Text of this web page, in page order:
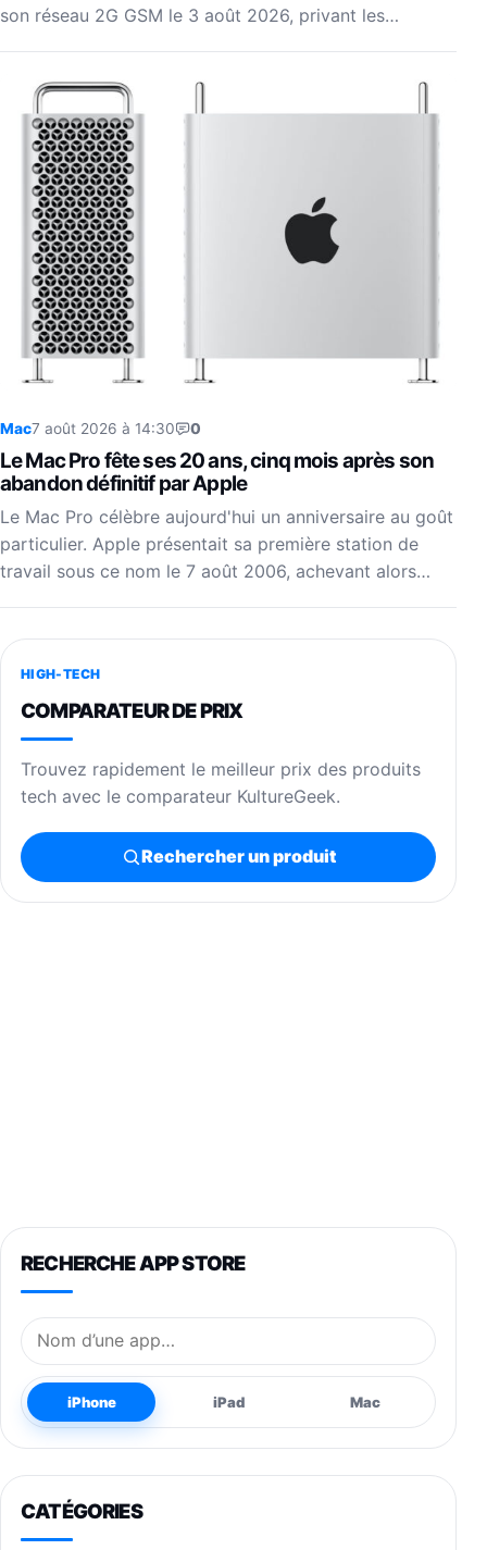
son réseau 2G GSM le 3 août 2026, privant les…
Mac7 août 2026 à 14:30 0
Le Mac Pro fête ses 20 ans, cinq mois après son
abandon définitif par Apple
Le Mac Pro célèbre aujourd'hui un anniversaire au goût
particulier. Apple présentait sa première station de
travail sous ce nom le 7 août 2006, achevant alors…
HIGH-TECH
COMPARATEUR DE PRIX
Trouvez rapidement le meilleur prix des produits
tech avec le comparateur KultureGeek.
Rechercher un produit
RECHERCHE APP STORE
Nom de l’application
iPhone iPad Mac
CATÉGORIES